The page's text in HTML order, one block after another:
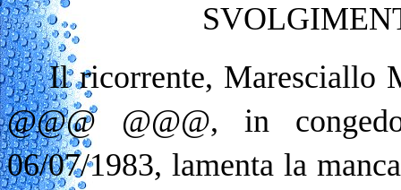
Il ricorrente, Maresciallo
@@@ @@@, in
06/07/1983, lamenta la